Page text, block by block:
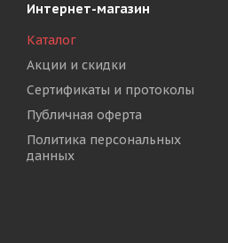
Интернет-магазин
Каталог
Акции и скидки
Сертификаты и протоколы
Публичная оферта
Политика персональных
данных